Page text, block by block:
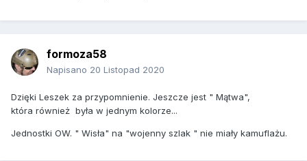
formoza58
Napisano 20 Listopad 2020
Dzięki Leszek za przypomnienie. Jeszcze jest " Mątwa",
która również była w jednym kolorze...
Jednostki OW. " Wisła" na "wojenny szlak " nie miały kamuflażu.